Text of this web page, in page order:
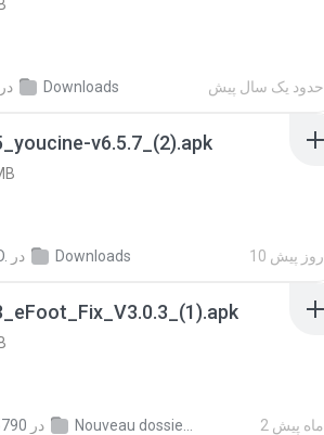
در Downloads حدود یک سال پیش
v6.5.7_(2).apk
در Downloads 10 روز پیش
در 2 ماه پیش